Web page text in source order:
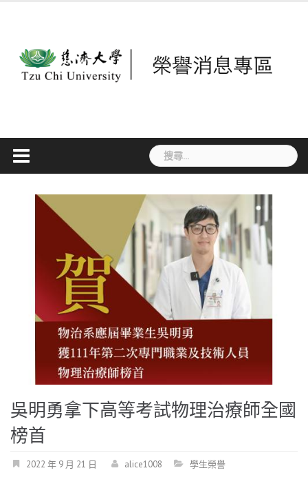
搜
尋
鍵
字:
吳明勇拿下高等考試物理治療師全國
榜首
2022 年 9 月 21 日 alice1008 學生榮譽